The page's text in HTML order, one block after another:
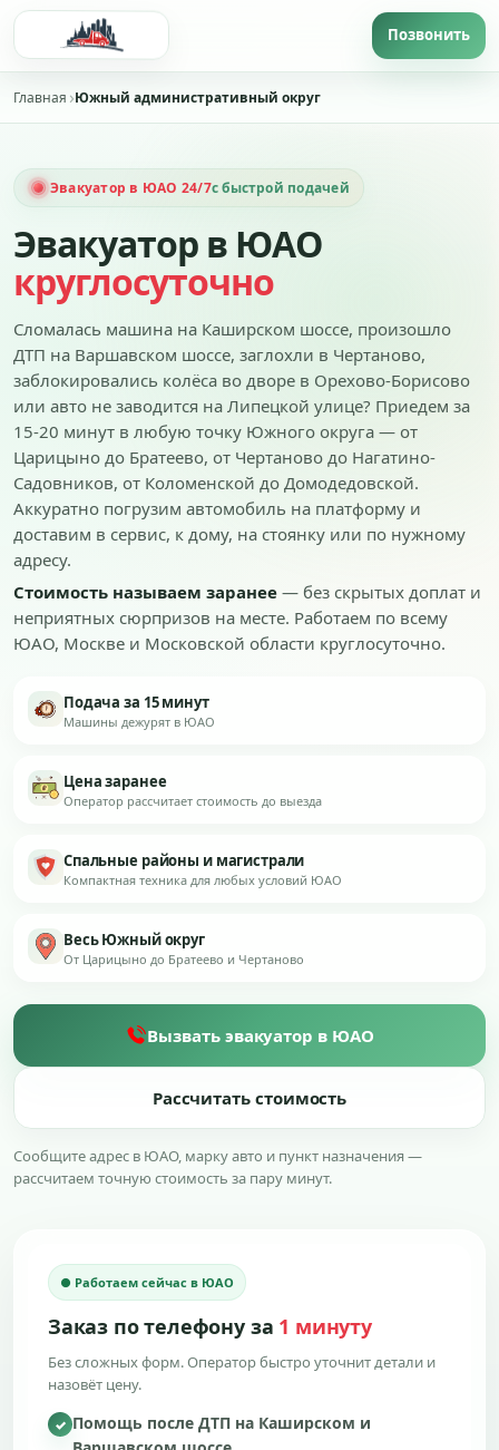
Главная Южный административный округ
Эвакуатор в ЮАО 24/7с быстрой подачей
Эвакуатор в ЮАО
круглосуточно
Сломалась машина на Каширском шоссе, произошло
ДТП на Варшавском шоссе, заглохли в Чертаново,
заблокировались колёса во дворе в Орехово-Борисово
или авто не заводится на Липецкой улице? Приедем за
15-20 минут в любую точку Южного округа — от
Царицыно до Братеево, от Чертаново до Нагатино-
Садовников, от Коломенской до Домодедовской.
Аккуратно погрузим автомобиль на платформу и
доставим в сервис, к дому, на стоянку или по нужному
адресу.
Стоимость называем заранее — без скрытых доплат и
неприятных сюрпризов на месте. Работаем по всему
ЮАО, Москве и Московской области круглосуточно.
Подача за 15 минут
Машины дежурят в ЮАО
Цена заранее
Оператор рассчитает стоимость до выезда
Спальные районы и магистрали
Компактная техника для любых условий ЮАО
Весь Южный округ
От Царицыно до Братеево и Чертаново
Вызвать эвакуатор в ЮАО
Рассчитать стоимость
Сообщите адрес в ЮАО, марку авто и пункт назначения —
рассчитаем точную стоимость за пару минут.
● Работаем сейчас в ЮАО
Заказ по телефону за 1 минуту
Без сложных форм. Оператор быстро уточнит детали и
назовёт цену.
✓ Помощь после ДТП на Каширском и